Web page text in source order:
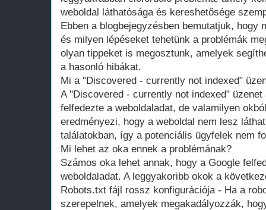
weboldal láthatósága és kereshetősége
Ebben a blogbejegyzésben bemutatjuk, hogy
és milyen lépéseket tehetünk a problémák
olyan tippeket is megosztunk, amelyek
a hasonló hibákat.
Mi a "Discovered - currently not indexed"
A "Discovered - currently not indexed"
felfedezte a weboldaladat, de valamilyen
eredményezi, hogy a weboldal nem lesz
találatokban, így a potenciális ügyfelek nem
Mi lehet az oka ennek a problémának?
Számos oka lehet annak, hogy a Google
weboldaladat. A leggyakoribb okok a
Robots.txt fájl rossz konfigurációja - Ha a
szerepelnek, amelyek megakadályozzák,